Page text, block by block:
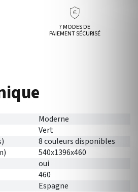
7 MODES DE
PAIEMENT SÉCURISÉ
Moderne
Vert
8 couleurs disponibles
540x1396x460
oui
460
Espagne